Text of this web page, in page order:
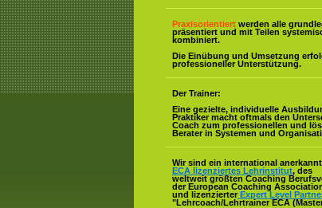
Praxisorientiert werden alle
präsentiert und mit Teilen
kombiniert.
Die Einübung und Umsetzung
professioneller Unterstützung.
Der Trainer:
Eine gezielte, individuelle
Praktiker macht oftmals den
Coach zum professionellen und
Berater in Systemen und
Wir sind ein international
ECA lizenziertes Lehrinstitut, des
weltweit größten Coaching
der European Coaching
und lizenzierter Expert Level
"Lehrcoach/Lehrtrainer ECA